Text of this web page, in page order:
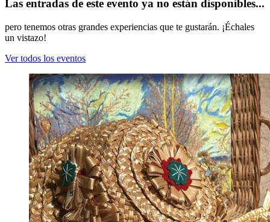
Las entradas de este evento ya no están disponibles...
pero tenemos otras grandes experiencias que te gustarán. ¡Échales
un vistazo!
Ver todos los eventos